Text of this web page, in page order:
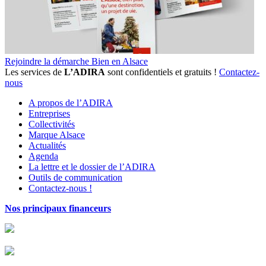
Rejoindre la démarche Bien en Alsace
Les services de L’ADIRA sont confidentiels et gratuits ! Contactez-
nous
A propos de l’ADIRA
Entreprises
Collectivités
Marque Alsace
Actualités
Agenda
La lettre et le dossier de l’ADIRA
Outils de communication
Contactez-nous !
Nos principaux financeurs